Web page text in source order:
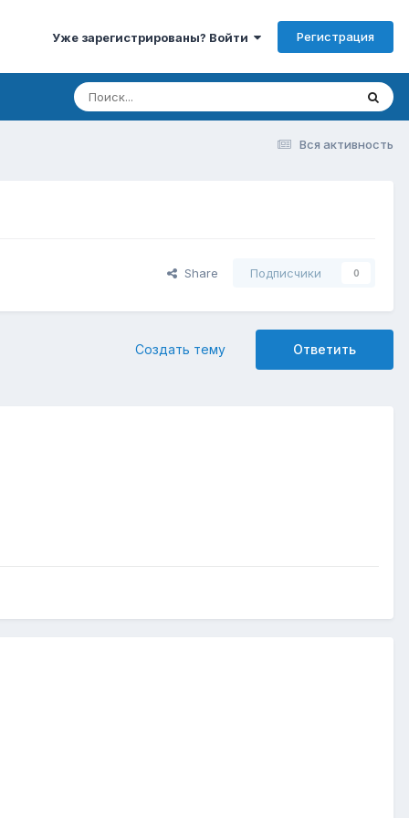
Уже зарегистрированы? Войти Регистрация
Вся активность
Share Подписчики 0
Ответить
Создать тему